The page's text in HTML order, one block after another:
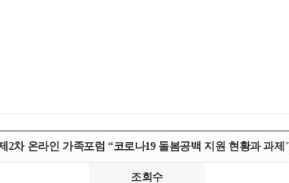
2차 온라인 가족포럼 “코로나19 돌봄공백 지원 현황과 과
조회수